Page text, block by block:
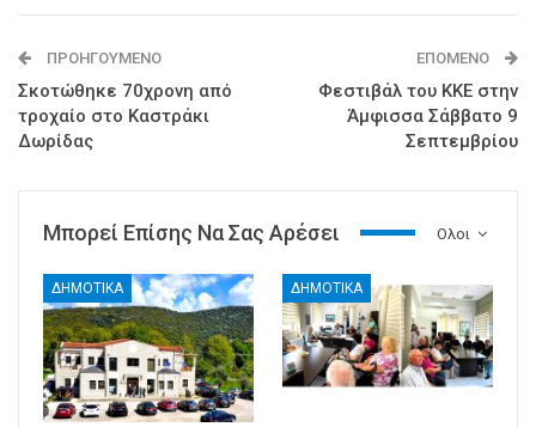
ΠΡΟΗΓΟΎΜΕΝΟ
Σκοτώθηκε 70χρονη από
τροχαίο στο Καστράκι
Δωρίδας
ΕΠΌΜΕΝΟ
Φεστιβάλ του ΚΚΕ στην
Άμφισσα Σάββατο 9
Σεπτεμβρίου
Ολοι
Μπορεί Επίσης Να Σας Αρέσει
ΔΗΜΟΤΙΚΑ ΔΗΜΟΤΙΚΑ